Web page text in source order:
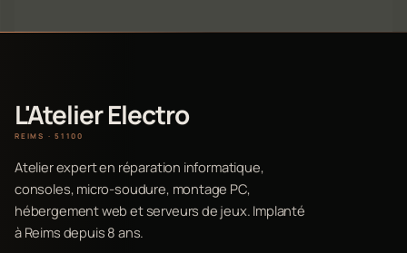
L'Atelier Electro
REIMS · 51100
Atelier expert en réparation informatique,
consoles, micro-soudure, montage PC,
hébergement web et serveurs de jeux. Implanté
à Reims depuis 8 ans.